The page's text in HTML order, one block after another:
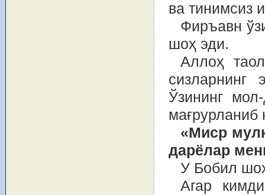
ва тинимсиз
Фиръавн
шоҳ эди.
Аллоҳ
сизларнинг
Ўзининг
мағрурланиб
«Миср
дарёлар
У Бобил
Агар